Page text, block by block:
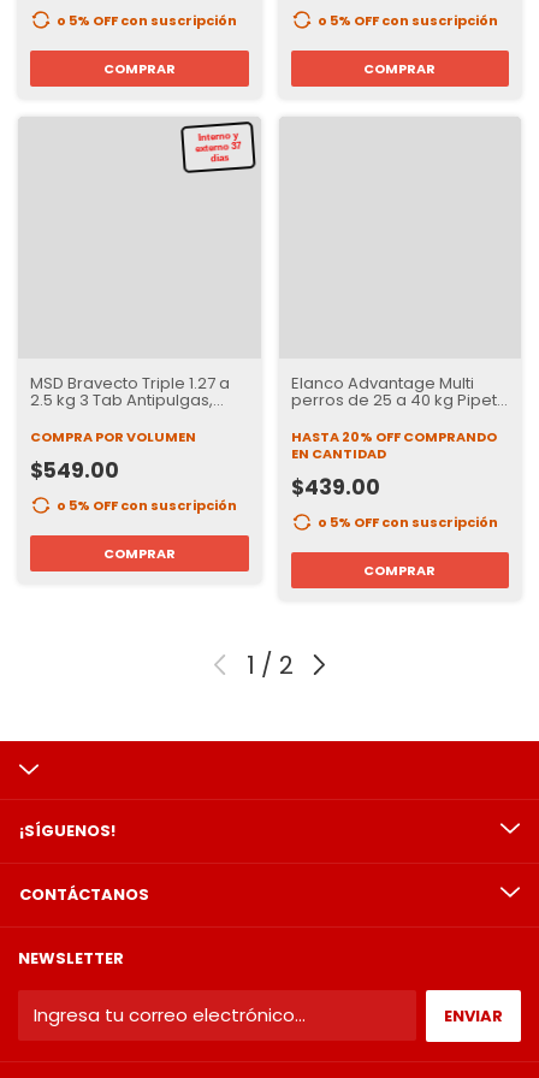
o 5% OFFcon suscripción
COMPRAR
o 5% OFFcon suscripción
COMPRAR
Interno y
externo 37
dias
MSD Bravecto Triple 1.27 a
2.5 kg 3 Tab Antipulgas,
Garrapatas e internos | 12
semanas de Protección
COMPRA POR VOLUMEN
$549.00
o 5% OFFcon suscripción
COMPRAR
Elanco Advantage Multi
perros de 25 a 40 kg Pipeta
Antipulgas y
Desparasitante
HASTA 20% OFF COMPRANDO
EN CANTIDAD
$439.00
o 5% OFFcon suscripción
COMPRAR
1 / 2
¡SÍGUENOS!
CONTÁCTANOS
NEWSLETTER